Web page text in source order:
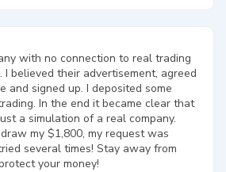
with no connection to real trading
I believed their advertisement, agreed
and signed up. I deposited some
In the end it became clear that
a simulation of a real company.
my $1,800, my request was
several times! Stay away from
your money!